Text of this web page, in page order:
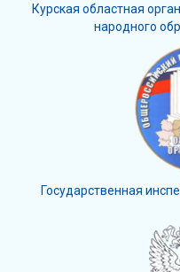
Курская областная
народного
Государственная